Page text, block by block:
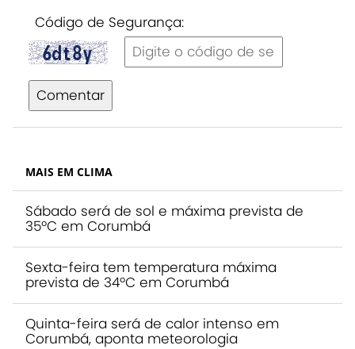
Código de Segurança:
Comentar
MAIS EM CLIMA
Sábado será de sol e máxima prevista de
35ºC em Corumbá
Sexta-feira tem temperatura máxima
prevista de 34ºC em Corumbá
Quinta-feira será de calor intenso em
Corumbá, aponta meteorologia